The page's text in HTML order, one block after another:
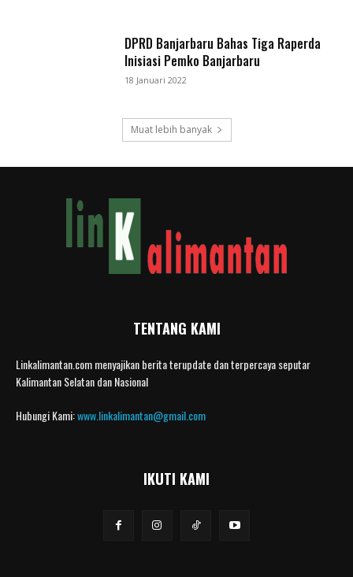
DPRD Banjarbaru Bahas Tiga Raperda
Inisiasi Pemko Banjarbaru
18 Januari 2022
Muat lebih banyak
TENTANG KAMI
Linkalimantan.com menyajikan berita terupdate dan terpercaya seputar
Kalimantan Selatan dan Nasional
Hubungi Kami:www.linkalimantan@gmail.com
IKUTI KAMI